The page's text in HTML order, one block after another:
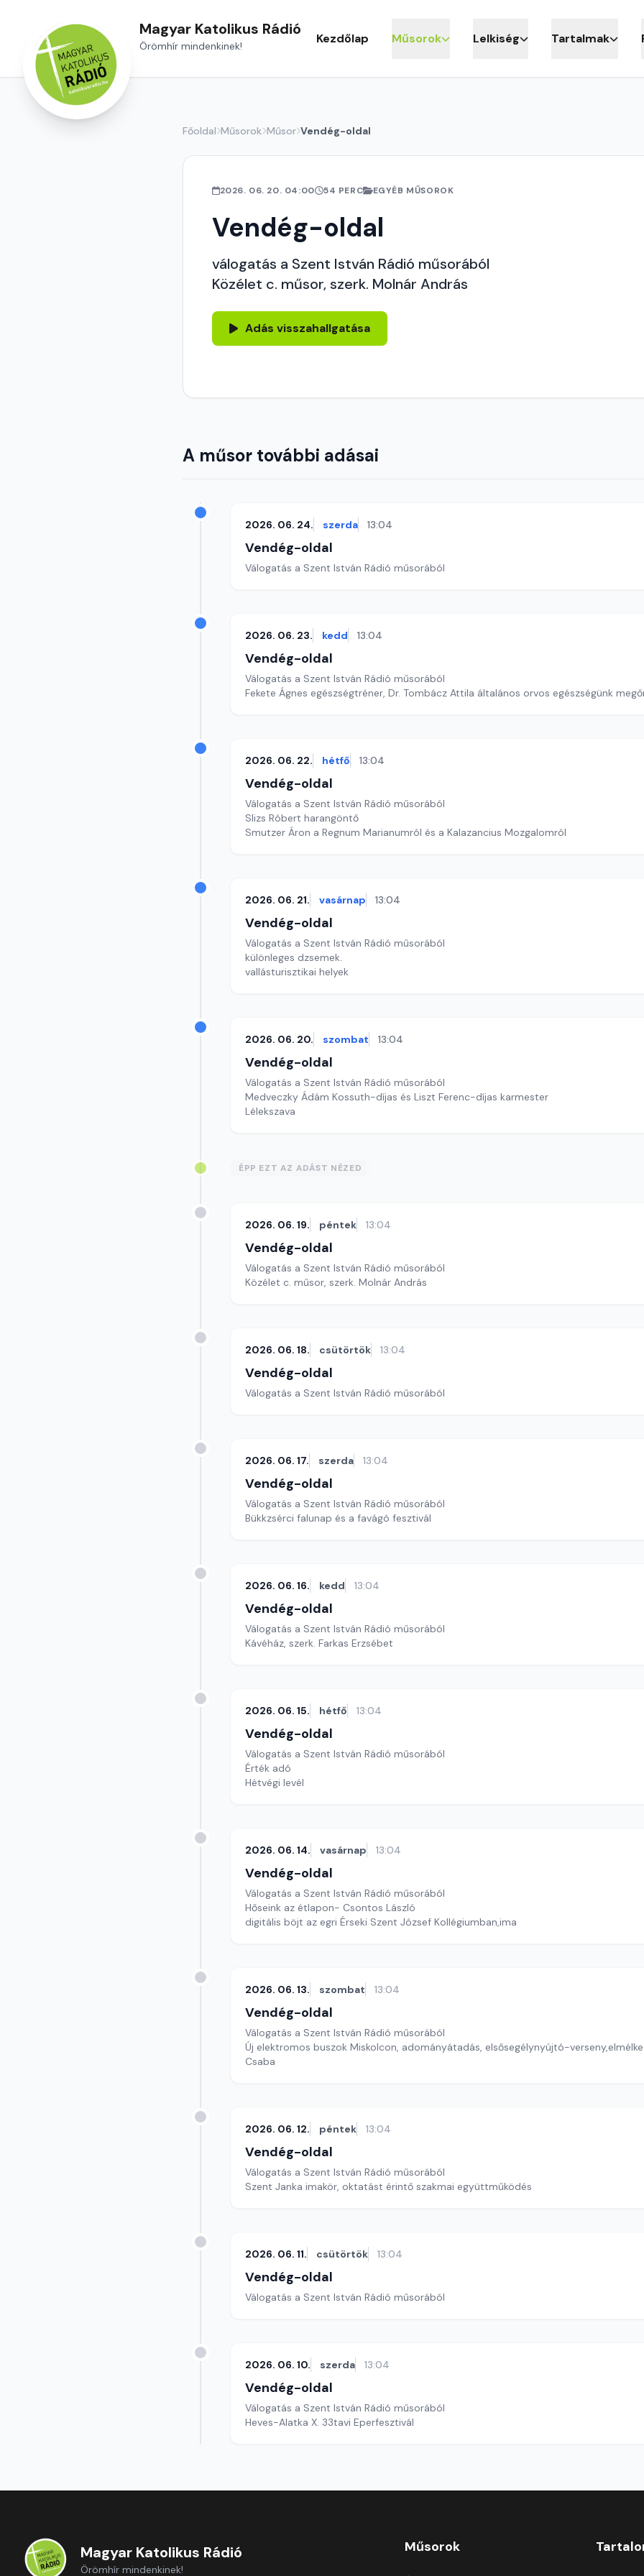
Magyar Katolikus Rádió
Örömhír mindenkinek! Kezdőlap Műsorok Lelkiség Tartalmak
Főoldal Műsorok Műsor Vendég-oldal
2026. 06. 20. 04:00 54 PERC EGYÉB MŰSOROK
Vendég-oldal
válogatás a Szent István Rádió műsorából
Közélet c. műsor, szerk. Molnár András
Adás visszahallgatása
A műsor további adásai
2026. 06. 24. szerda 13:04
Vendég-oldal
Válogatás a Szent István Rádió műsorából
2026. 06. 23. kedd 13:04
Vendég-oldal
Válogatás a Szent István Rádió műsorából
Fekete Ágnes egészségtréner, Dr. Tombácz Attila általános orvos egészségünk
2026. 06. 22. hétfő 13:04
Vendég-oldal
Válogatás a Szent István Rádió műsorából
Slizs Róbert harangöntő
Smutzer Áron a Regnum Marianumról és a Kalazancius Mozgalomról
2026. 06. 21. vasárnap 13:04
Vendég-oldal
Válogatás a Szent István Rádió műsorából
különleges dzsemek.
vallásturisztikai helyek
2026. 06. 20. szombat 13:04
Vendég-oldal
Válogatás a Szent István Rádió műsorából
Medveczky Ádám Kossuth-díjas és Liszt Ferenc-díjas karmester
Lélekszava
ÉPP EZT AZ ADÁST NÉZED
2026. 06. 19. péntek 13:04
Vendég-oldal
Válogatás a Szent István Rádió műsorából
Közélet c. műsor, szerk. Molnár András
2026. 06. 18. csütörtök 13:04
Vendég-oldal
Válogatás a Szent István Rádió műsorából
2026. 06. 17. szerda 13:04
Vendég-oldal
Válogatás a Szent István Rádió műsorából
Bükkzsérci falunap és a favágó fesztivál
2026. 06. 16. kedd 13:04
Vendég-oldal
Válogatás a Szent István Rádió műsorából
Kávéház, szerk. Farkas Erzsébet
2026. 06. 15. hétfő 13:04
Vendég-oldal
Válogatás a Szent István Rádió műsorából
Érték adó
Hétvégi levél
2026. 06. 14. vasárnap 13:04
Vendég-oldal
Válogatás a Szent István Rádió műsorából
Hőseink az étlapon- Csontos László
digitális böjt az egri Érseki Szent József Kollégiumban,ima
2026. 06. 13. szombat 13:04
Vendég-oldal
Válogatás a Szent István Rádió műsorából
Új elektromos buszok Miskolcon, adományátadás, elsősegélynyújtó-
Csaba
2026. 06. 12. péntek 13:04
Vendég-oldal
Válogatás a Szent István Rádió műsorából
Szent Janka imakör, oktatást érintő szakmai együttműködés
2026. 06. 11. csütörtök 13:04
Vendég-oldal
Válogatás a Szent István Rádió műsorából
2026. 06. 10. szerda 13:04
Vendég-oldal
Válogatás a Szent István Rádió műsorából
Heves-Alatka X. 33tavi Eperfesztivál
Magyar Katolikus Rádió
Örömhír mindenkinek!
Műsorok